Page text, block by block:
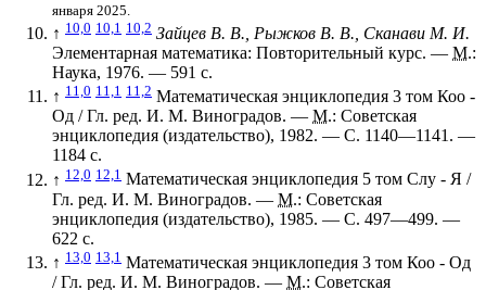
января 2025.
↑ 10,0 10,1 10,2 Зайцев В. В., Рыжков В. В., Сканави М. И.
Элементарная математика: Повторительный курс. — М.:
Наука, 1976. — 591 с.
↑ 11,0 11,1 11,2 Математическая энциклопедия 3 том Коо -
Од / Гл. ред. И. М. Виноградов. — М.: Советская
энциклопедия (издательство), 1982. — С. 1140—1141. —
1184 с.
↑ 12,0 12,1 Математическая энциклопедия 5 том Слу - Я /
Гл. ред. И. М. Виноградов. — М.: Советская
энциклопедия (издательство), 1985. — С. 497—499. —
622 с.
↑ 13,0 13,1 Математическая энциклопедия 3 том Коо - Од
/ Гл. ред. И. М. Виноградов. — М.: Советская